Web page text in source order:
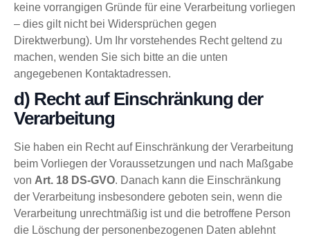
keine vorrangigen Gründe für eine Verarbeitung vorliegen
– dies gilt nicht bei Widersprüchen gegen
Direktwerbung). Um Ihr vorstehendes Recht geltend zu
machen, wenden Sie sich bitte an die unten
angegebenen Kontaktadressen.
d) Recht auf Einschränkung der
Verarbeitung
Sie haben ein Recht auf Einschränkung der Verarbeitung
beim Vorliegen der Voraussetzungen und nach Maßgabe
von Art. 18 DS-GVO. Danach kann die Einschränkung
der Verarbeitung insbesondere geboten sein, wenn die
Verarbeitung unrechtmäßig ist und die betroffene Person
die Löschung der personenbezogenen Daten ablehnt